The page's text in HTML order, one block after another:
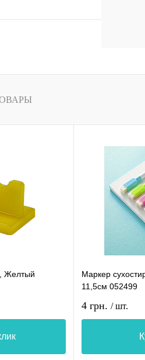
Желтый
Маркер
11,5см 052499
4 грн. / шт.